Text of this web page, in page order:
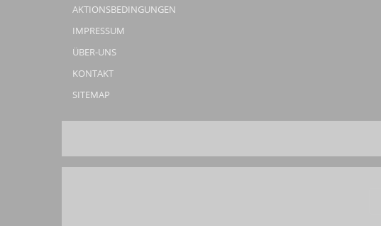
AKTIONSBEDINGUNGEN
IMPRESSUM
ÜBER-UNS
KONTAKT
SITEMAP